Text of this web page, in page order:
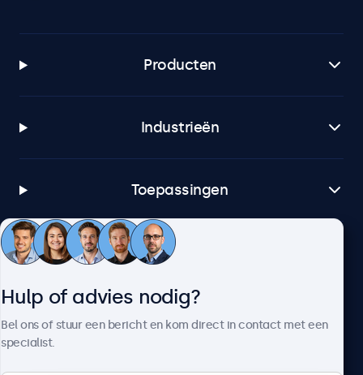
Producten
Industrieën
Toepassingen
Klantenservice
Hulp of advies nodig?
Bel ons of stuur een bericht en kom direct in contact met een
specialist.